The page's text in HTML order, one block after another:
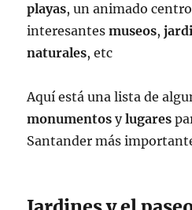
playas, un animado
interesantesmuseos,
naturales, etc
Aquí está una lista de
monumentos ylugares
Santander más